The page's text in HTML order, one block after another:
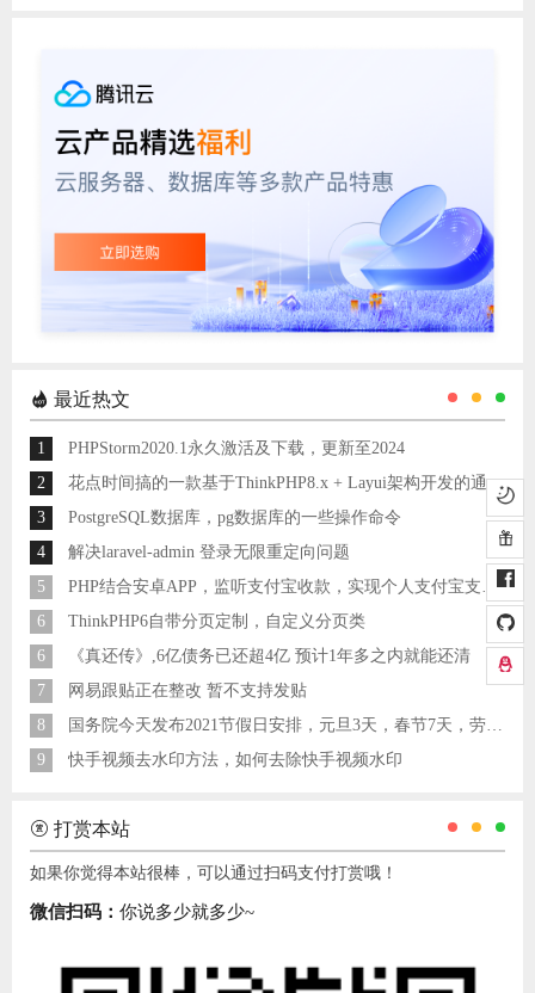
最近热文
1
PHPStorm2020.1永久激活及下载，更新至2024
2
花点时间搞的一款基于ThinkPHP8.x + Layui架构开发的通用后台管理系统
3
PostgreSQL数据库，pg数据库的一些操作命令
4
解决laravel-admin 登录无限重定向问题
5
PHP结合安卓APP，监听支付宝收款，实现个人支付宝支付接口
6
ThinkPHP6自带分页定制，自定义分页类
6
《真还传》,6亿债务已还超4亿 预计1年多之内就能还清
7
网易跟贴正在整改 暂不支持发贴
8
国务院今天发布2021节假日安排，元旦3天，春节7天，劳动节5天
9
快手视频去水印方法，如何去除快手视频水印
打赏本站
如果你觉得本站很棒，可以通过扫码支付打赏哦！
微信扫码： 你说多少就多少~